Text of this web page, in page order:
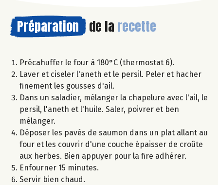
Préparation de la recette
Précahuffer le four à 180°C (thermostat 6).
Laver et ciseler l'aneth et le persil. Peler et hacher
finement les gousses d'ail.
Dans un saladier, mélanger la chapelure avec l'ail, le
persil, l'aneth et l'huile. Saler, poivrer et ben
mélanger.
Déposer les pavés de saumon dans un plat allant au
four et les couvrir d'une couche épaisser de croûte
aux herbes. Bien appuyer pour la fire adhérer.
Enfourner 15 minutes.
Servir bien chaud.